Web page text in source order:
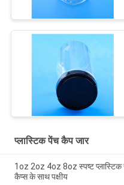
प्लास्टिक पेंच कैप जार
1oz 2oz 4oz 8oz स्पष्ट प्लास्टिक
कैप्स के साथ पक्षीय